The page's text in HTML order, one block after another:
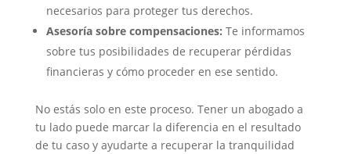
necesarios para proteger tus derechos.
Asesoría sobre compensaciones: Te informamos
sobre tus posibilidades de recuperar pérdidas
financieras y cómo proceder en ese sentido.
No estás solo en este proceso. Tener un abogado a
tu lado puede marcar la diferencia en el resultado
de tu caso y ayudarte a recuperar la tranquilidad